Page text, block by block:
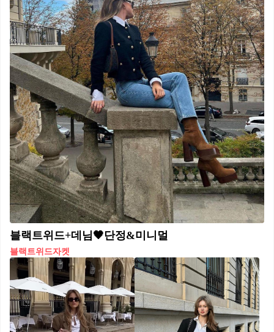
블랙트위드+데님🖤단정&미니멀
블랙트위드자켓